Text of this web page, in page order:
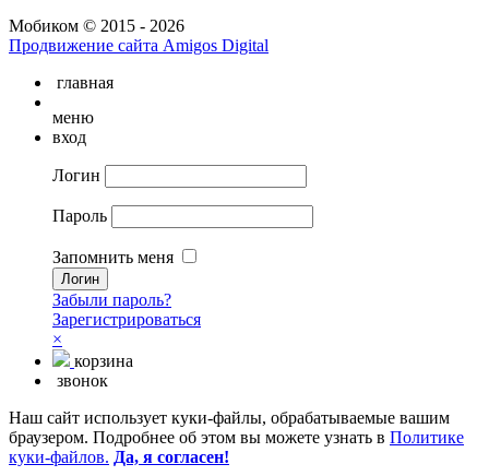
Мобиком © 2015 - 2026
Продвижение сайта Amigos Digital
главная
меню
вход
Логин
Пароль
Запомнить меня
Забыли пароль?
Зарегистрироваться
×
корзина
звонок
Наш сайт использует куки-файлы, обрабатываемые вашим
браузером. Подробнее об этом вы можете узнать в Политике
куки-файлов. Да, я согласен!